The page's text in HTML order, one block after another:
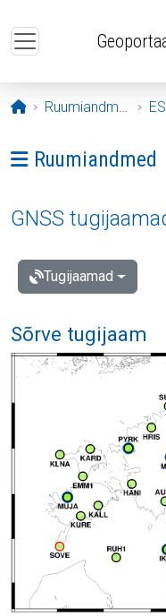
Avaleht
Ruumiandmed
Ava menüü:
Ruumiandmed
GNSS
Tugijaamad
Sõrve tugijaam